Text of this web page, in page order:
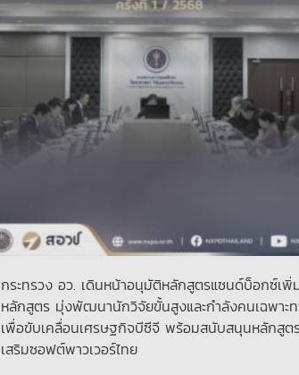
กระทรวง อว. เดินหน้าอนุมัติหลักสูตรแซนด์บ็อกซ์เพิ่
หลักสูตร มุ่งพัฒนานักวิจัยขั้นสูงและกำลังคนเฉพาะ
เพื่อขับเคลื่อนเศรษฐกิจบีซีจี พร้อมสนับสนุนหลักสูต
เสริมซอฟต์พาวเวอร์ไทย